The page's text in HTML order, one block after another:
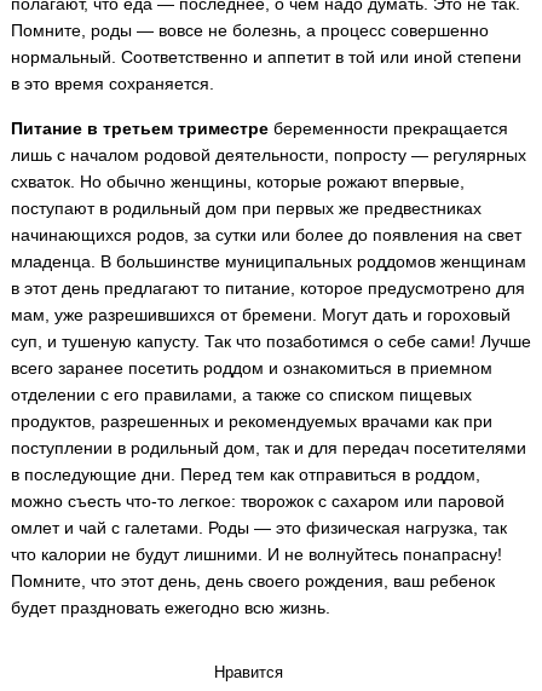
Помните, роды — вовсе не болезнь, а процесс совершенно
нормальный. Соответственно и аппетит в той или иной степени
в это время сохраняется.
Питание в третьем триместребеременности прекращается
лишь с началом родовой деятельности, попросту — регулярных
схваток. Но обычно женщины, которые рожают впервые,
поступают в родильный дом при первых же предвестниках
начинающихся родов, за сутки или более до появления на свет
младенца. В большинстве муниципальных роддомов женщинам
в этот день предлагают то питание, которое предусмотрено для
мам, уже разрешившихся от бремени. Могут дать и гороховый
суп, и тушеную капусту. Так что позаботимся о себе сами! Лучше
всего заранее посетить роддом и ознакомиться в приемном
отделении с его правилами, а также со списком пищевых
продуктов, разрешенных и рекомендуемых врачами как при
поступлении в родильный дом, так и для передач посетителями
в последующие дни. Перед тем как отправиться в роддом,
можно съесть что-то легкое: творожок с сахаром или паровой
омлет и чай с галетами. Роды — это физическая нагрузка, так
что калории не будут лишними. И не волнуйтесь понапрасну!
Помните, что этот день, день своего рождения, ваш ребенок
будет праздновать ежегодно всю жизнь.
Нравится